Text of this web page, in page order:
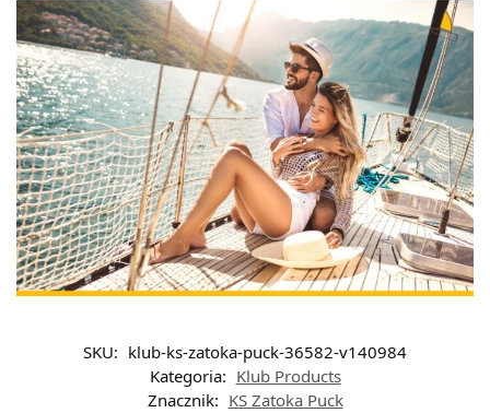
SKU: klub-ks-zatoka-puck-36582-v140984
Kategoria: Klub Products
Znacznik: KS Zatoka Puck